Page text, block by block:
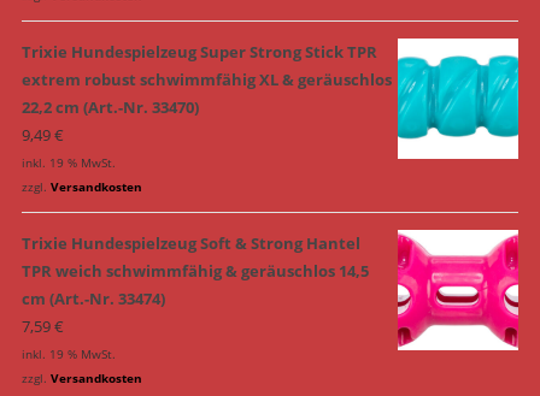
Trixie Hundespielzeug Super Strong Stick TPR
extrem robust schwimmfähig XL & geräuschlos
22,2 cm (Art.-Nr. 33470)
9,49€
inkl. 19 % MwSt.
zzgl. Versandkosten
Trixie Hundespielzeug Soft & Strong Hantel
TPR weich schwimmfähig & geräuschlos 14,5
cm (Art.-Nr. 33474)
7,59€
inkl. 19 % MwSt.
zzgl. Versandkosten